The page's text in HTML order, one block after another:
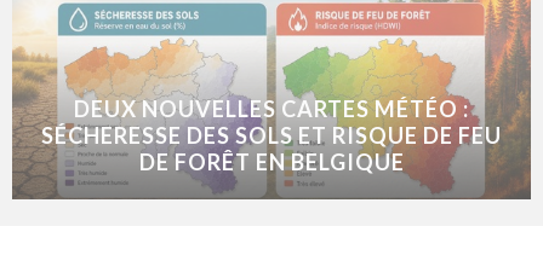
DEUX NOUVELLES CARTES MÉTÉO :
SÉCHERESSE DES SOLS ET RISQUE DE FEU
DE FORÊT EN BELGIQUE